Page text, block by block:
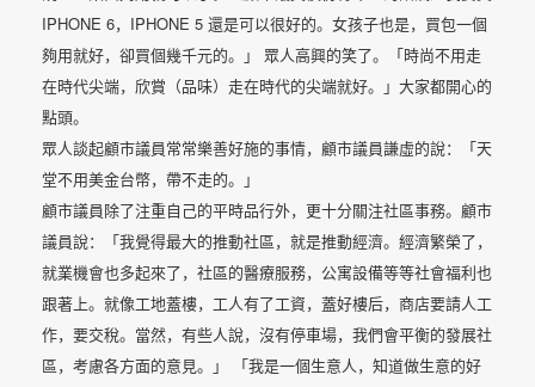
IPHONE 6， IPHONE 5 還是可以很好的。女孩子也是，買包一個
夠用就好，卻買個幾千元的。」
眾人高興的笑了。「時尚不用走
在時代尖端，欣賞（品味）走在時代的尖端就好。」大家都開心的
點頭。
眾人談起顧市議員常常樂善好施的事情，顧市議員謙虛的說：「天
堂不用美金台幣，帶不走的。」
顧市議員除了注重自己的平時品行外，更十分關注社區事務。顧市
議員說：「我覺得最大的推動社區，就是推動經濟。經濟繁榮了，
就業機會也多起來了，社區的醫療服務，公寓設備等等社會福利也
跟著上。就像工地蓋樓，工人有了工資，蓋好樓后，商店要請人工
作，要交稅。當然，有些人說，沒有停車場，我們會平衡的發展社
區，考慮各方面的意見。」
「我是一個生意人，知道做生意的好